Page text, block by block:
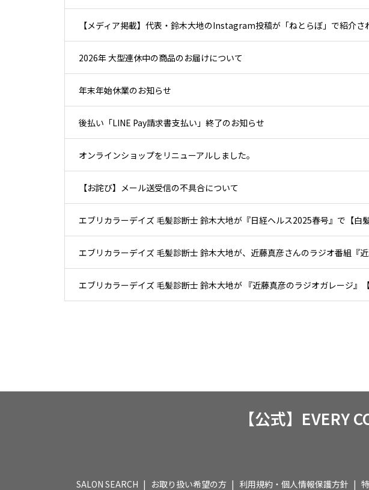
【メディア掲載】代表・鈴木大地のInstagram投稿が「ねとらぼ」で紹介さ
2026年 大型連休中の商品のお届けについて
年末年始休業のお知らせ
後払い「LINE Pay請求書支払い」終了のお知らせ
オンラインショップをリニューアルしました。
【お詫び】メール送受信の不具合について
エブリカラーデイズ 毛髪診断士 鈴木大地が『日経ヘルス2025春号』で【白
エブリカラーデイズ 毛髪診断士 鈴木大地が、近藤真彦さんのラジオ番組『
エブリカラーデイズ 毛髪診断士 鈴木大地が 『近藤真彦のラジオガレージ』
【公式】EVERY
SALON SEARCH お取り扱い希望の方 利用規約・個人情報保護方針